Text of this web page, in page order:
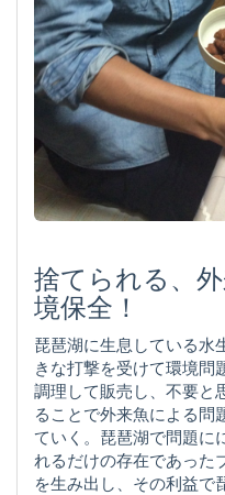
捨てられる、
境保全！
琵琶湖に生息している水
きな打撃を受けて環境問
調理して販売し、不要と
ることで外来魚による問
ていく。琵琶湖で問題に
れるだけの存在であった
を生み出し、その利益で